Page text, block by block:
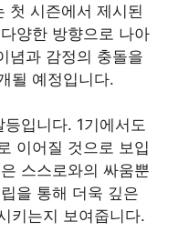
첫 시즌에서 제시된
양한 방향으로 나아
념과 감정의 충돌을
될 예정입니다.
입니다. 1기에서도
이어질 것으로 보입
스스로와의 싸움뿐
을 통해 더욱 깊은
키는지 보여줍니다.